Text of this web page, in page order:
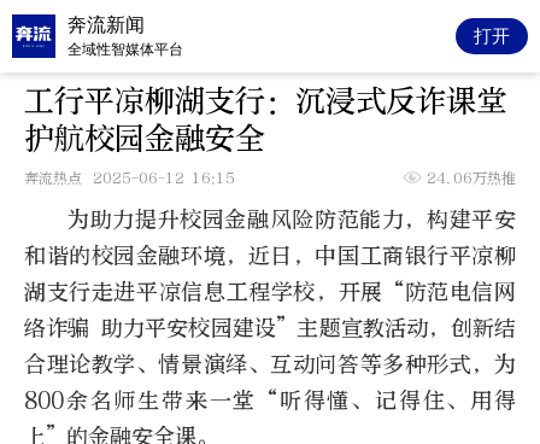
奔流新闻
全域性智媒体平台
打开
工行平凉柳湖支行：沉浸式反诈课堂
护航校园金融安全
奔流热点 2025-06-12 16:15 24.06万热推
为助力提升校园金融风险防范能力，构建平安
和谐的校园金融环境， 近日 ， 中国工商银行平凉柳
湖支行走进平凉信息工程学校， 开展 “防范电信网
络诈骗 助力平安校园建设”主题宣教活动，创新结
合理论教学、情景演绎、互动问答等多种形式，为
800余名师生带来一堂 “听得懂、记得住、用得
上” 的金融安全课。